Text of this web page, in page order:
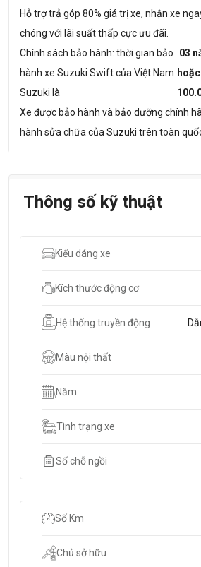
Hỗ trợ trả góp 80% giá trị xe, nhận xe
chóng với lãi suất thấp cực ưu đãi.
Chính sách bảo hành: thời gian bảo
hành xe Suzuki Swift của Việt Nam
Suzuki là
03
hoặc
Xe được bảo hành và bảo dưỡng chính
hành sửa chữa của Suzuki trên toàn
Thông số kỹ thuật
Kiểu dáng xe
Kích thước động cơ
Hệ thống truyền động
Màu nội thất
Năm
Tình trạng xe
Số chỗ ngồi
Số Km
Chủ sở hữu